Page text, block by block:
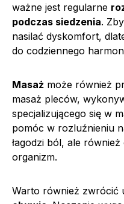
ważne jest regularne
podczas siedzenia.
nasilać dyskomfort,
do codziennego
Masaż może również
masaż pleców,
specjalizującego się w
pomóc w rozluźnieniu
łagodzi ból, ale również
organizm.
Warto również zwrócić